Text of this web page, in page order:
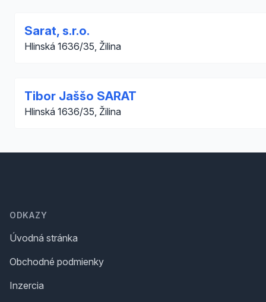
Sarat, s.r.o.
Hlinská 1636/35, Žilina
Tibor Jaššo SARAT
Hlinská 1636/35, Žilina
ODKAZY
Úvodná stránka
Obchodné podmienky
Inzercia